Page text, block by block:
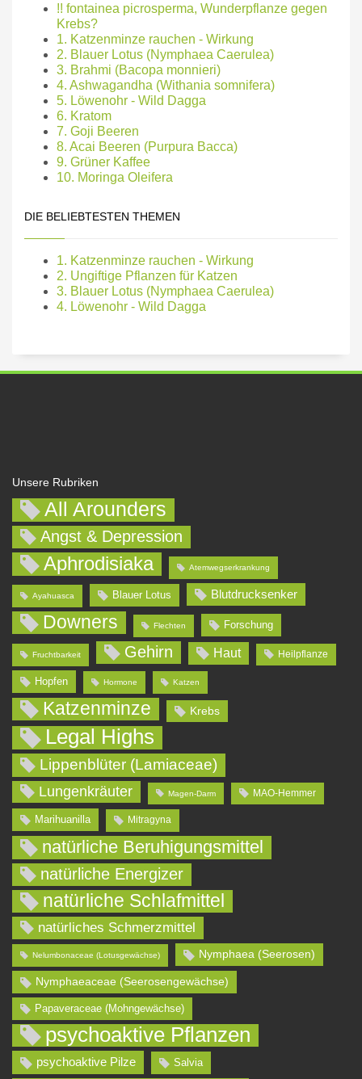
!! fontainea picrosperma, Wunderpflanze gegen
Krebs?
1. Katzenminze rauchen - Wirkung
2. Blauer Lotus (Nymphaea Caerulea)
3. Brahmi (Bacopa monnieri)
4. Ashwagandha (Withania somnifera)
5. Löwenohr - Wild Dagga
6. Kratom
7. Goji Beeren
8. Acai Beeren (Purpura Bacca)
9. Grüner Kaffee
10. Moringa Oleifera
DIE BELIEBTESTEN THEMEN
1. Katzenminze rauchen - Wirkung
2. Ungiftige Pflanzen für Katzen
3. Blauer Lotus (Nymphaea Caerulea)
4. Löwenohr - Wild Dagga
Unsere Rubriken
All Arounders
Angst & Depression
Aphrodisiaka Atemwegserkrankung
Ayahuasca Blauer Lotus Blutdrucksenker
Downers Flechten Forschung
Fruchtbarkeit Gehirn Haut Heilpflanze
Hopfen Hormone Katzen
Katzenminze Krebs
Legal Highs
Lippenblüter (Lamiaceae)
Lungenkräuter Magen-Darm MAO-Hemmer
Marihuanilla Mitragyna
natürliche Beruhigungsmittel
natürliche Energizer
natürliche Schlafmittel
natürliches Schmerzmittel
Nelumbonaceae (Lotusgewächse) Nymphaea (Seerosen)
Nymphaeaceae (Seerosengewächse)
Papaveraceae (Mohngewächse)
psychoaktive Pflanzen
psychoaktive Pilze Salvia